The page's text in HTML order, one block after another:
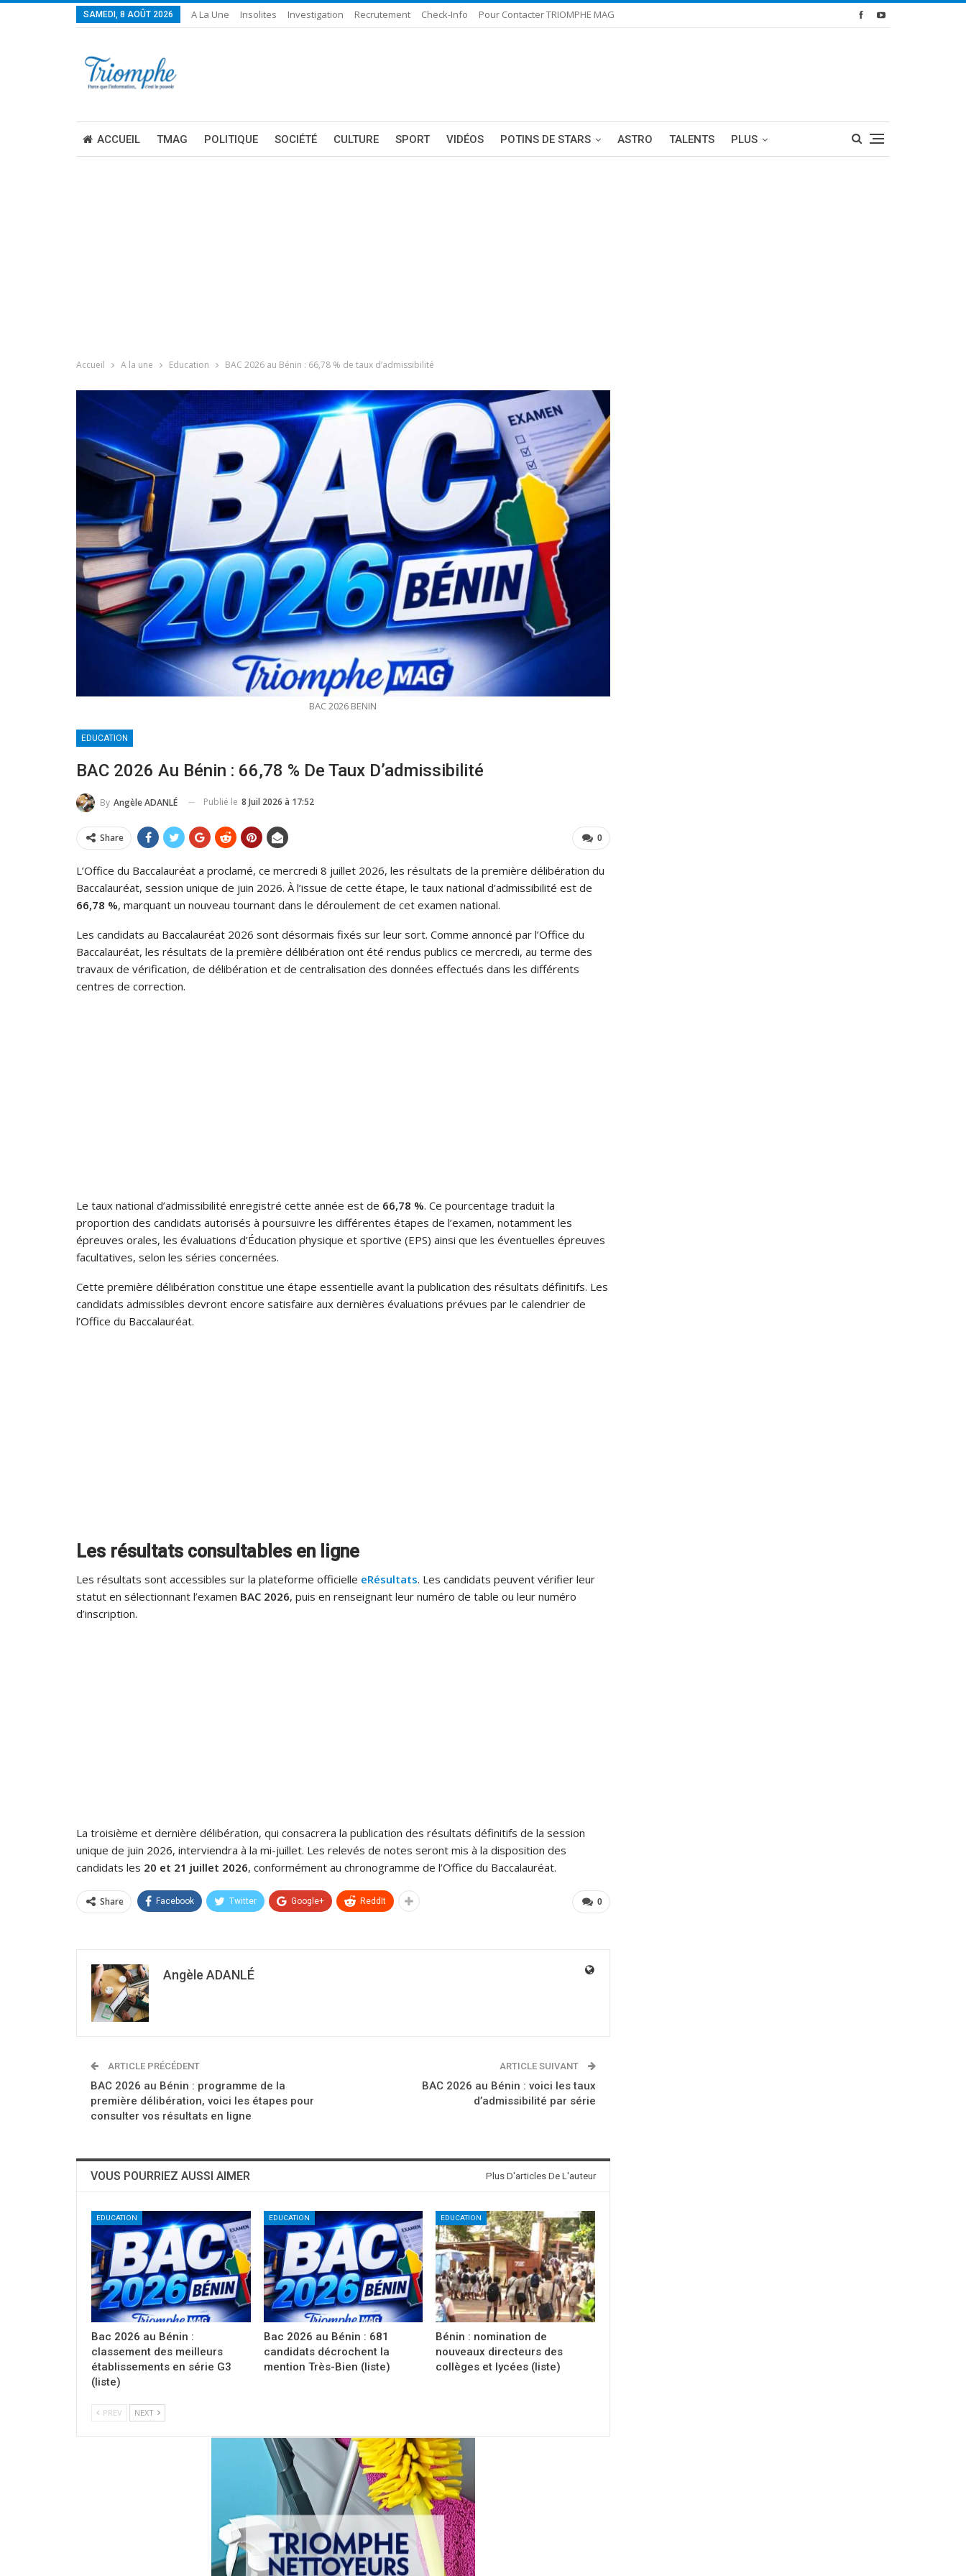
SAMEDI, 8 AOÛT 2026 A La Une Insolites Investigation Recrutement Check-Info Pour Contacter TRIOMPHE MAG
ACCUEIL TMAG POLITIQUE SOCIÉTÉ CULTURE SPORT VIDÉOS POTINS DE STARS ASTRO TALENTS PLUS
Accueil A la une Education BAC 2026 au Bénin : 66,78 % de taux d’admissibilité
BAC 2026 BENIN
EDUCATION
BAC 2026 Au Bénin : 66,78 % De Taux D’admissibilité
By Angèle ADANLÉ Publié le 8 Juil 2026 à 17:52
0
Share
L’Office du Baccalauréat a proclamé, ce mercredi 8 juillet 2026, les résultats de la première délibération du
Baccalauréat, session unique de juin 2026. À l’issue de cette étape, le taux national d’admissibilité est de
66,78 %, marquant un nouveau tournant dans le déroulement de cet examen national.
Les candidats au Baccalauréat 2026 sont désormais fixés sur leur sort. Comme annoncé par l’Office du
Baccalauréat, les résultats de la première délibération ont été rendus publics ce mercredi, au terme des
travaux de vérification, de délibération et de centralisation des données effectués dans les différents
centres de correction.
Le taux national d’admissibilité enregistré cette année est de 66,78 %. Ce pourcentage traduit la
proportion des candidats autorisés à poursuivre les différentes étapes de l’examen, notamment les
épreuves orales, les évaluations d’Éducation physique et sportive (EPS) ainsi que les éventuelles épreuves
facultatives, selon les séries concernées.
Cette première délibération constitue une étape essentielle avant la publication des résultats définitifs. Les
candidats admissibles devront encore satisfaire aux dernières évaluations prévues par le calendrier de
l’Office du Baccalauréat.
Les résultats consultables en ligne
Les résultats sont accessibles sur la plateforme officielle eRésultats. Les candidats peuvent vérifier leur
statut en sélectionnant l’examen BAC 2026, puis en renseignant leur numéro de table ou leur numéro
d’inscription.
La troisième et dernière délibération, qui consacrera la publication des résultats définitifs de la session
unique de juin 2026, interviendra à la mi-juillet. Les relevés de notes seront mis à la disposition des
candidats les 20 et 21 juillet 2026, conformément au chronogramme de l’Office du Baccalauréat.
0
Share Facebook Twitter Google+ ReddIt
Angèle ADANLÉ
ARTICLE PRÉCÉDENT
BAC 2026 au Bénin : programme de la
première délibération, voici les étapes pour
consulter vos résultats en ligne
ARTICLE SUIVANT
BAC 2026 au Bénin : voici les taux
d’admissibilité par série
VOUS POURRIEZ AUSSI AIMER Plus D'articles De L'auteur
EDUCATION
Bac 2026 au Bénin :
classement des meilleurs
établissements en série G3
(liste)
EDUCATION
Bac 2026 au Bénin : 681
candidats décrochent la
mention Très-Bien (liste)
EDUCATION
Bénin : nomination de
nouveaux directeurs des
collèges et lycées (liste)
PREV NEXT